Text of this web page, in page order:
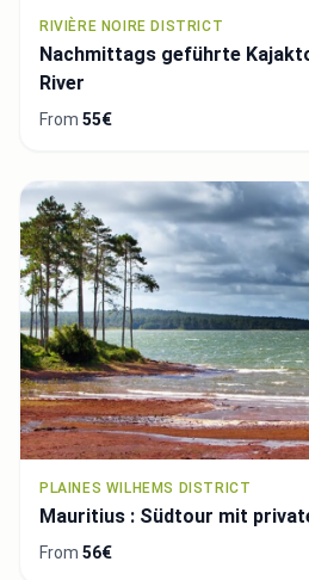
RIVIÈRE NOIRE DISTRICT
Nachmittags geführte
River
From 55€
PLAINES WILHEMS DISTRICT
Mauritius : Südtour mit
From 56€